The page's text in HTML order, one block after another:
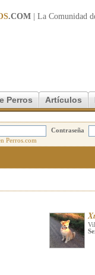
.COM | La Comunidad
Perros Artículos
Contraseña